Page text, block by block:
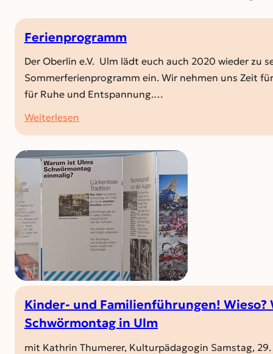
Ferienprogramm
Der Oberlin e.V. Ulm lädt euch auch 2020 wieder zu
Sommerferienprogramm ein. Wir nehmen uns Zeit
für Ruhe und Entspannung.…
Weiterlesen
Ferienprogramm
Kinder- und Familienführungen! Wieso?
Schwörmontag in Ulm
mit Kathrin Thumerer, Kulturpädagogin Samstag,